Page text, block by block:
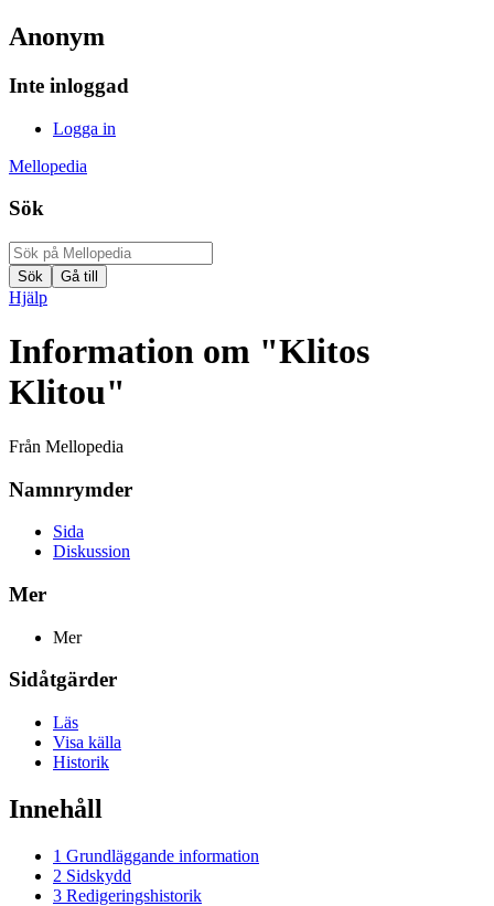
Anonym
Inte inloggad
Logga in
Mellopedia
Sök
Hjälp
Information om "Klitos
Klitou"
Från Mellopedia
Namnrymder
Sida
Diskussion
Mer
Mer
Sidåtgärder
Läs
Visa källa
Historik
Innehåll
1 Grundläggande information
2 Sidskydd
3 Redigeringshistorik